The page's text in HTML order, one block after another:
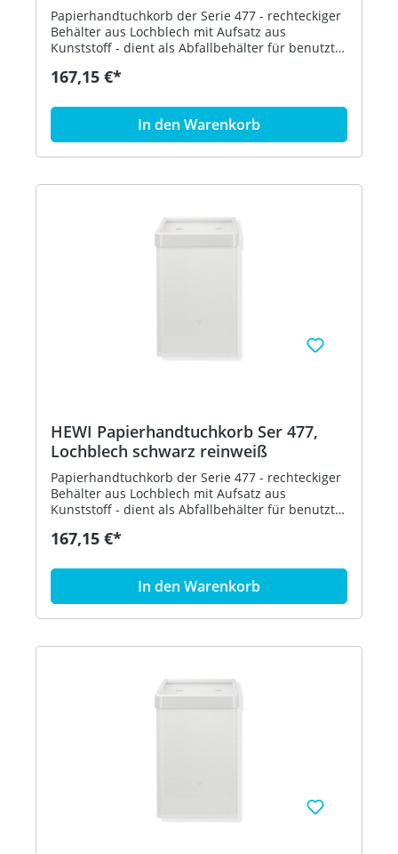
Papierhandtuchkorb der Serie 477 - rechteckiger
Behälter aus Lochblech mit Aufsatz aus
Kunststoff - dient als Abfallbehälter für benutzte
Befestigung und Abdeckung von Abfallbeuteln
oder zur Wandmontage - 305 mm breit, 515 mm
hoch und 300 mm tief - Lochblech, schwarz - aus
hochglänzendem Polyamid nach HEWI
Farbtabelle - in HEWI Farbe 72 (Maigrün)
167,15 €*
In den Warenkorb
HEWI Papierhandtuchkorb Ser 477,
Lochblech schwarz reinweiß
Papierhandtuchkorb der Serie 477 - rechteckiger
Behälter aus Lochblech mit Aufsatz aus
Kunststoff - dient als Abfallbehälter für benutzte
Befestigung und Abdeckung von Abfallbeuteln
oder zur Wandmontage - 305 mm breit, 515 mm
hoch und 300 mm tief - Lochblech, schwarz - aus
hochglänzendem Polyamid nach HEWI
Farbtabelle - in HEWI Farbe 99 (Reinweiß)
167,15 €*
In den Warenkorb